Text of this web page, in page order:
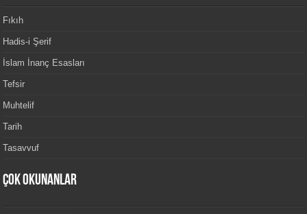
Fıkıh
Hadis-i Şerif
İslam İnanç Esasları
Tefsir
Muhtelif
Tarih
Tasavvuf
Çok Okunanlar